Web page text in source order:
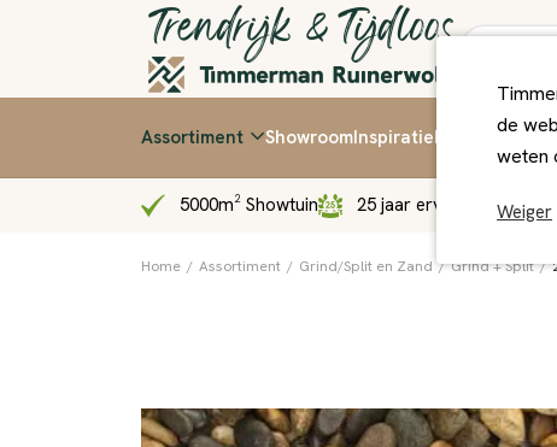
Assortiment ShowroomInspiratieKennis & Tips
5000m² Showtuin 25 jaar ervaring
Home / Assortiment / Grind/Split en Zand / Grind + Split /
de
weten
Weiger